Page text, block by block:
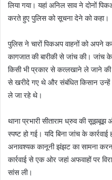
लिया गया। यहां अनिल साव ने दोनों
करते हुए पुलिस को सूचना देने को कहा।
पुलिस ने चारों पिकअप वाहनों को
कागजात की बारीकी से जांच की। जांच
किसी भी प्रकार से कत्लखाने ले जाने की
से खरीदे गए थे और संबंधित किसान
ले जा रहे थे।
थाना प्रभारी सीताराम ध्रुव की
स्पष्ट हो गई। यदि बिना जांच के कार्रवाई
अनावश्यक कानूनी झंझट का सामना
कार्रवाई से एक ओर जहां अफवाहों पर
सांस ली।